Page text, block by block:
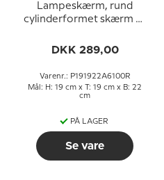
Lampeskærm, rund
cylinderformet skærm 19
stof
DKK 289,00
Varenr.: P191922A6100R
Mål: H: 19 cm x T: 19 cm x B: 22
cm
PÅ LAGER
Se vare